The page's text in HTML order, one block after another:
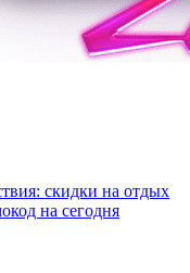
скидки на отдых
на сегодня